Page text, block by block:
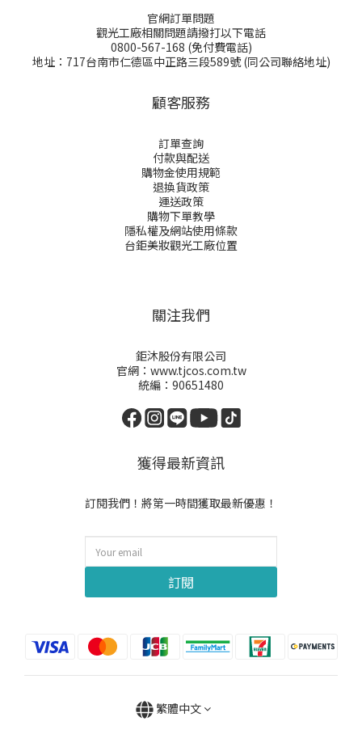
官網訂單問題
觀光工廠相關問題請撥打以下電話
0800-567-168 (免付費電話)
地址：717台南市仁德區中正路三段589號 (同公司聯絡地址)
顧客服務
訂單查詢
付款與配送
購物金使用規範
退換貨政策
運送政策
購物下單教學
隱私權及網站使用條款
台鉅美妝觀光工廠位置
關注我們
鉅沐股份有限公司
官網：www.tjcos.com.tw
統編：90651480
獲得最新資訊
訂閱我們！將第一時間獲取最新優惠！
訂閱
繁體中文